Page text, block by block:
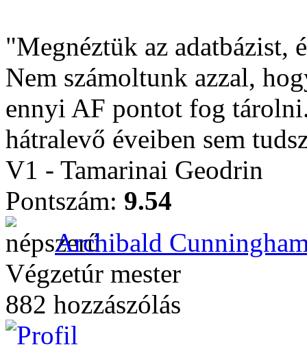
"Megnéztük az adatbázist,
Nem számoltunk azzal,
ennyi AF pontot fog
hátralevő éveiben sem
V1 - Tamarinai Geodrin
Pontszám: 9.54
Archibald
Végzetúr mester
882 hozzászólás